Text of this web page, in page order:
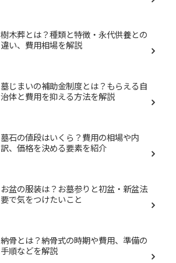
樹木葬とは？種類と特徴・永代供養との
違い、費用相場を解説
墓じまいの補助金制度とは？もらえる自
治体と費用を抑える方法を解説
墓石の値段はいくら？費用の相場や内
訳、価格を決める要素を紹介
お盆の服装は？お墓参りと初盆・新盆法
要で気をつけたいこと
納骨とは？納骨式の時期や費用、準備の
手順などを解説